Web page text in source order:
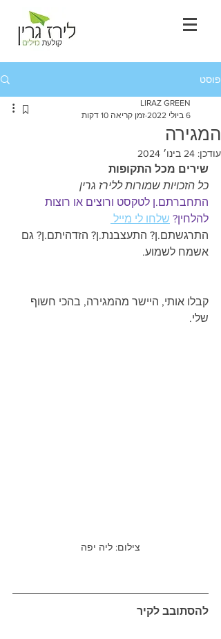
פוסט
המגירה
LIRAZ GREEN
6 ביולי 2022
זמן קריאה 10 דקות
עודכן: 24 בינו׳ 2024
שירים מכל התקופות
כל הזכויות שמורות ללירז גרין
התחברתם.ן לטקסט ורוצים או רוצות
להלחין? שלחו לי מייל
התרגשתם.ן? התעצבנת.ן? הזדהיתם.ן? גם
אשמח לשמוע.
קבלו אותי, היישר מהמגירה, בהכי חשוף
שלי.
צילום: ליה יפה
להסתובב לקיר